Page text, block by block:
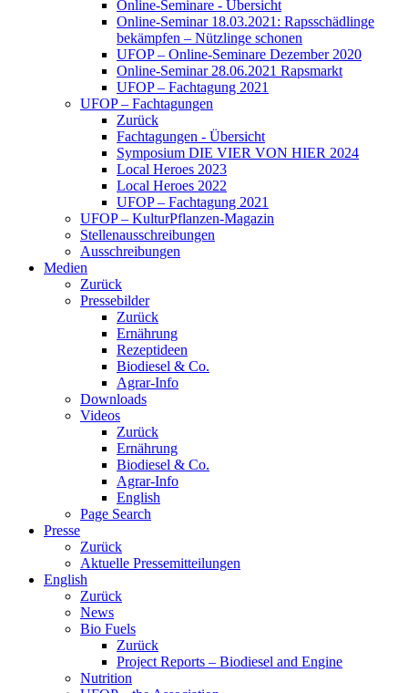
Online-Seminare - Übersicht
Online-Seminar 18.03.2021: Rapsschädlinge
bekämpfen – Nützlinge schonen
UFOP – Online-Seminare Dezember 2020
Online-Seminar 28.06.2021 Rapsmarkt
UFOP – Fachtagung 2021
UFOP – Fachtagungen
Zurück
Fachtagungen - Übersicht
Symposium DIE VIER VON HIER 2024
Local Heroes 2023
Local Heroes 2022
UFOP – Fachtagung 2021
UFOP – KulturPflanzen-Magazin
Stellenausschreibungen
Ausschreibungen
Medien
Zurück
Pressebilder
Zurück
Ernährung
Rezeptideen
Biodiesel & Co.
Agrar-Info
Downloads
Videos
Zurück
Ernährung
Biodiesel & Co.
Agrar-Info
English
Page Search
Presse
Zurück
Aktuelle Pressemitteilungen
English
Zurück
News
Bio Fuels
Zurück
Project Reports – Biodiesel and Engine
Nutrition